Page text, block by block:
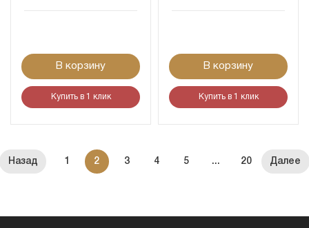
В корзину
Купить в 1 клик
В корзину
Купить в 1 клик
1 2 3 4 5 ... 20